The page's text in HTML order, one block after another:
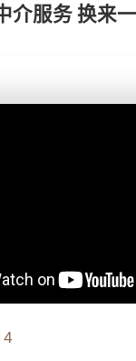
介服务 换来一